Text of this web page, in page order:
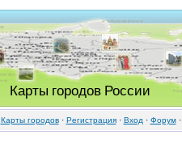
Карты городов России
Карты городов· Регистрация· Вход · Форум·